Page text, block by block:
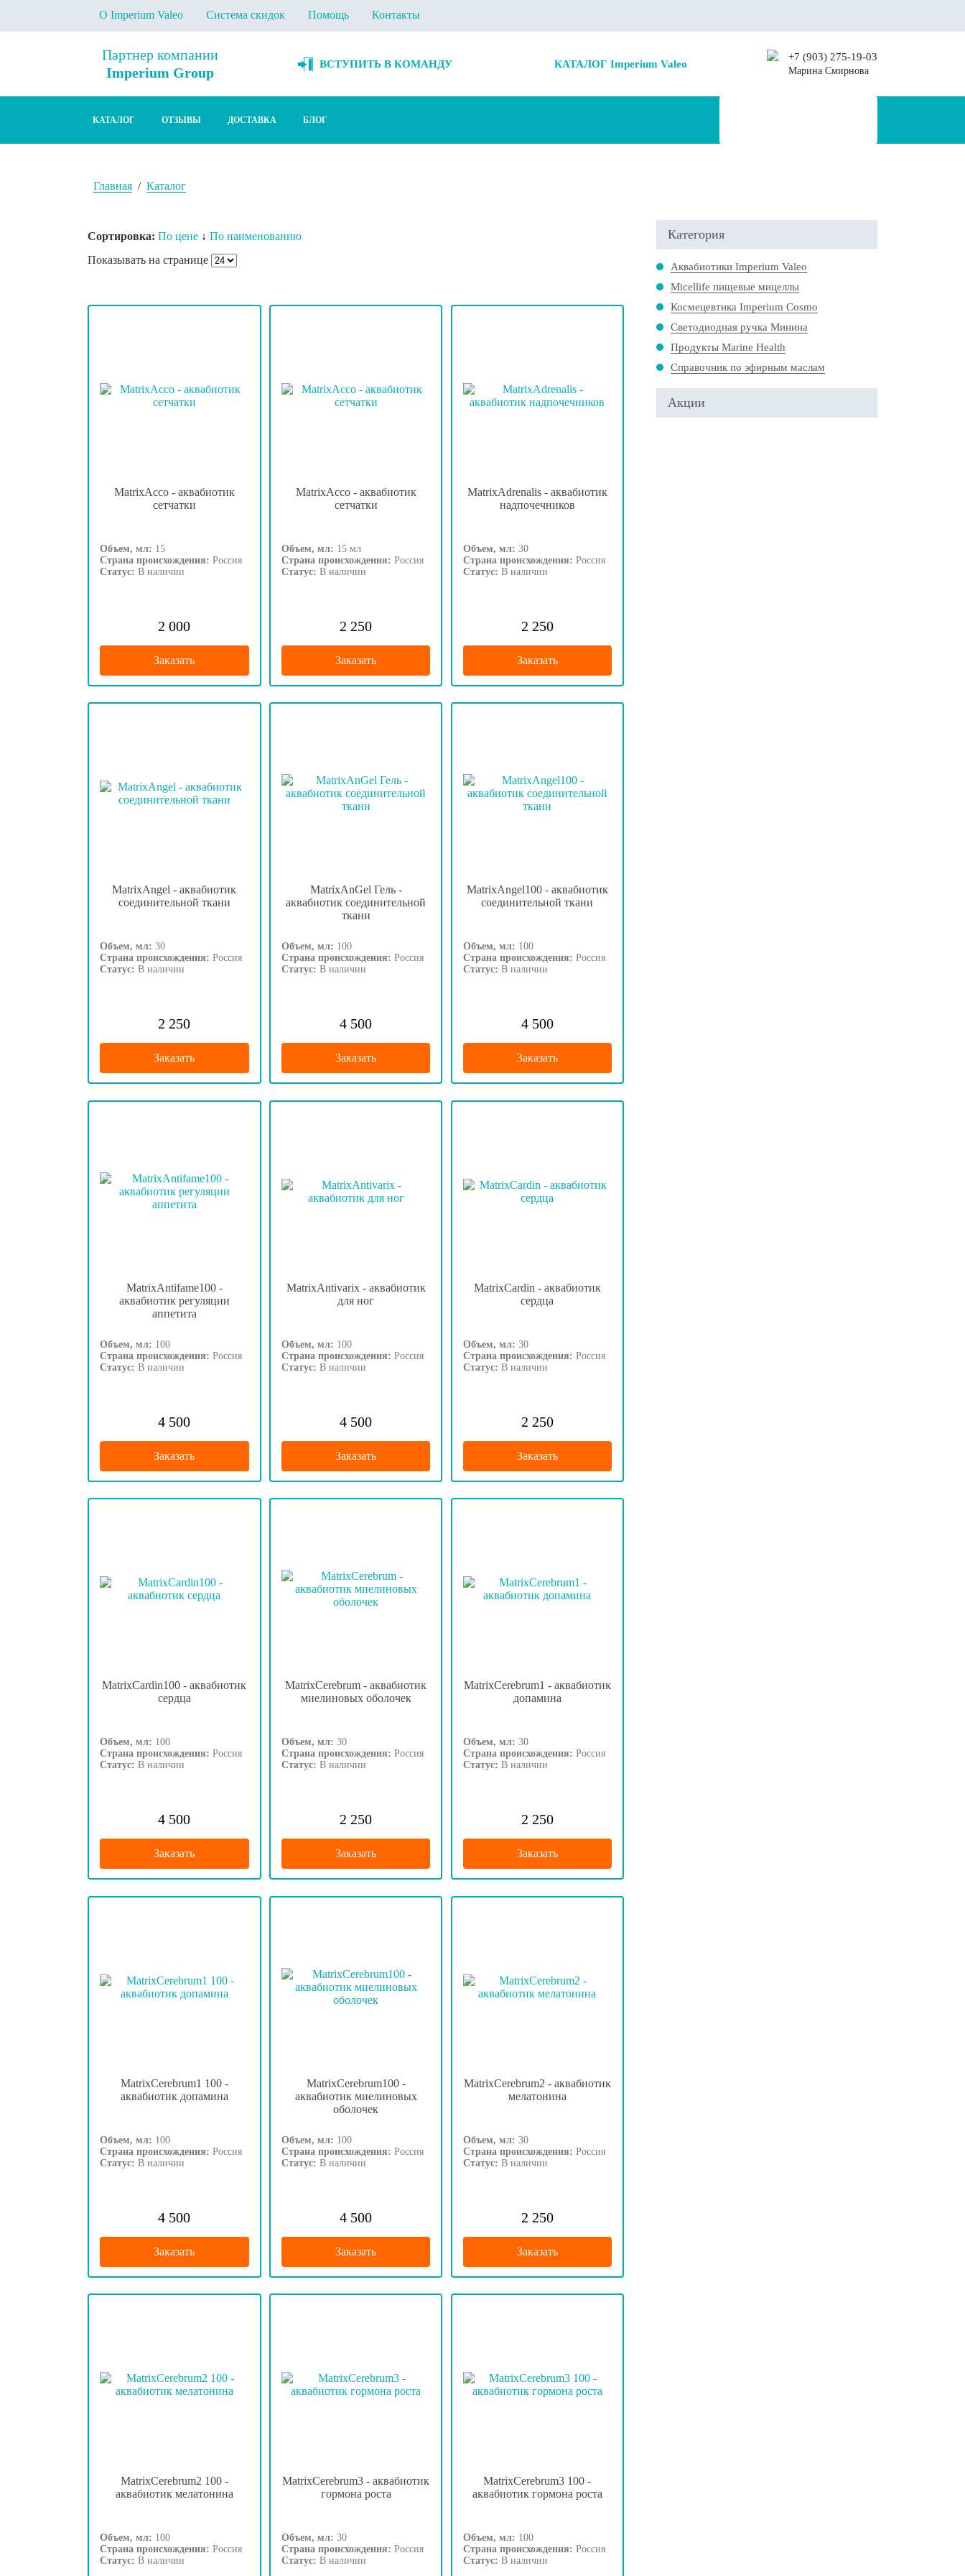
О Imperium Valeo Система скидок Помощь Контакты
Партнер компании
Imperium Group
ВСТУПИТЬ В КОМАНДУ КАТАЛОГ Imperium Valeo
+7 (903) 275-19-03
Марина Смирнова
КАТАЛОГ ОТЗЫВЫ ДОСТАВКА БЛОГ
Главная / Каталог
Сортировка: По цене
По наименованию
Показывать на странице
MatrixAcco - аквабиотик
сетчатки
Объем, мл: 15
Страна происхождения: Россия
Статус: В наличии
2 000
Заказать
MatrixAcco - аквабиотик
сетчатки
Объем, мл: 15 мл
Страна происхождения: Россия
Статус: В наличии
2 250
Заказать
MatrixAdrenalis - аквабиотик
надпочечников
Объем, мл: 30
Страна происхождения: Россия
Статус: В наличии
2 250
Заказать
MatrixAngel - аквабиотик
соединительной ткани
Объем, мл: 30
Страна происхождения: Россия
Статус: В наличии
2 250
Заказать
MatrixAnGel Гель -
аквабиотик соединительной
ткани
Объем, мл: 100
Страна происхождения: Россия
Статус: В наличии
4 500
Заказать
MatrixAngel100 - аквабиотик
соединительной ткани
Объем, мл: 100
Страна происхождения: Россия
Статус: В наличии
4 500
Заказать
MatrixAntifame100 -
аквабиотик регуляции
аппетита
Объем, мл: 100
Страна происхождения: Россия
Статус: В наличии
4 500
Заказать
MatrixAntivarix - аквабиотик
для ног
Объем, мл: 100
Страна происхождения: Россия
Статус: В наличии
4 500
Заказать
MatrixCardin - аквабиотик
сердца
Объем, мл: 30
Страна происхождения: Россия
Статус: В наличии
2 250
Заказать
MatrixCardin100 - аквабиотик
сердца
Объем, мл: 100
Страна происхождения: Россия
Статус: В наличии
4 500
Заказать
MatrixCerebrum - аквабиотик
миелиновых оболочек
Объем, мл: 30
Страна происхождения: Россия
Статус: В наличии
2 250
Заказать
MatrixCerebrum1 - аквабиотик
допамина
Объем, мл: 30
Страна происхождения: Россия
Статус: В наличии
2 250
Заказать
MatrixCerebrum1 100 -
аквабиотик допамина
Объем, мл: 100
Страна происхождения: Россия
Статус: В наличии
4 500
Заказать
MatrixCerebrum100 -
аквабиотик миелиновых
оболочек
Объем, мл: 100
Страна происхождения: Россия
Статус: В наличии
4 500
Заказать
MatrixCerebrum2 - аквабиотик
мелатонина
Объем, мл: 30
Страна происхождения: Россия
Статус: В наличии
2 250
Заказать
MatrixCerebrum2 100 -
аквабиотик мелатонина
Объем, мл: 100
Страна происхождения: Россия
Статус: В наличии
MatrixCerebrum3 - аквабиотик
гормона роста
Объем, мл: 30
Страна происхождения: Россия
Статус: В наличии
MatrixCerebrum3 100 -
аквабиотик гормона роста
Объем, мл: 100
Страна происхождения: Россия
Статус: В наличии
Категория
Аквабиотики Imperium Valeo
Micellife пищевые мицеллы
Космецевтика Imperium Cosmo
Светодиодная ручка Минина
Продукты Marine Health
Справочник по эфирным маслам
Акции